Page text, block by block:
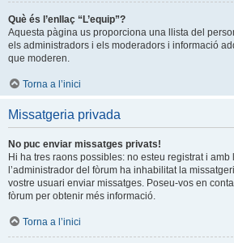
Què és l’enllaç “L’equip”?
Aquesta pàgina us proporciona una llista del
els administradors i els moderadors i informació
que moderen.
Torna a l’inici
Missatgeria privada
No puc enviar missatges privats!
Hi ha tres raons possibles: no esteu registrat i
l’administrador del fòrum ha inhabilitat la
vostre usuari enviar missatges. Poseu-vos en
fòrum per obtenir més informació.
Torna a l’inici